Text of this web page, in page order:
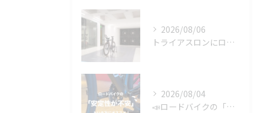
2026/08/06
トライアスロンにロードバイクはどこまで使える？
2026/08/04
📣ロードバイクの「安定性が不安」という方にオススメ👍